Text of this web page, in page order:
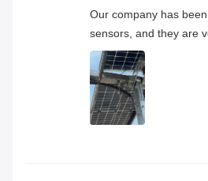
Our company has
sensors, and they are